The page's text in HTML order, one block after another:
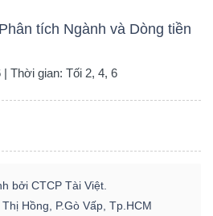
tích Ngành và Dòng tiền
| Thời gian: Tối 2, 4, 6
bởi CTCP Tài Việt.
Hồng, P.Gò Vấp, Tp.HCM